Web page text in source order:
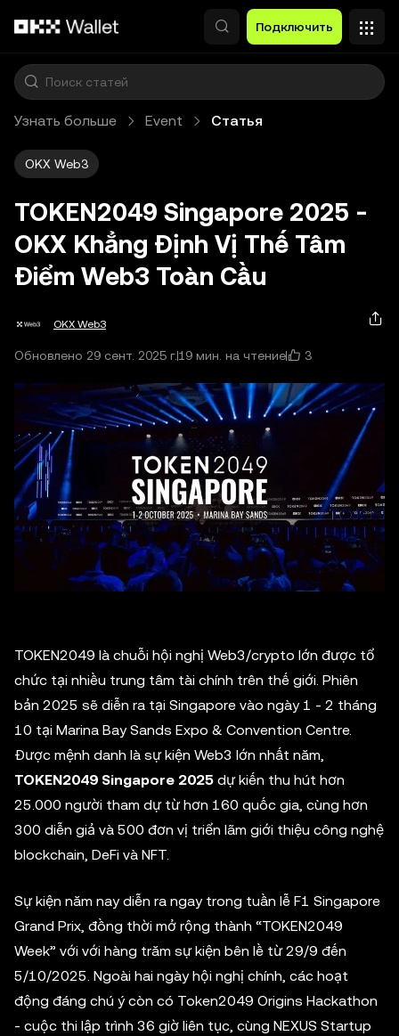
Подключить
Узнать больше Event Статья
OKX Web3
TOKEN2049 Singapore 2025 -
OKX Khẳng Định Vị Thế Tâm
Điểm Web3 Toàn Cầu
OKX Web3
Обновлено 29 сент. 2025 г. 19 мин. на чтение 3
TOKEN2049 là chuỗi hội nghị Web3/crypto lớn được tổ
chức tại nhiều trung tâm tài chính trên thế giới. Phiên
bản 2025 sẽ diễn ra tại Singapore vào ngày 1 - 2 tháng
10 tại Marina Bay Sands Expo & Convention Centre.
Được mệnh danh là sự kiện Web3 lớn nhất năm,
TOKEN2049 Singapore 2025 dự kiến thu hút hơn
25.000 người tham dự từ hơn 160 quốc gia, cùng hơn
300 diễn giả và 500 đơn vị triển lãm giới thiệu công nghệ
blockchain, DeFi và NFT.
Sự kiện năm nay diễn ra ngay trong tuần lễ F1 Singapore
Grand Prix, đồng thời mở rộng thành “TOKEN2049
Week” với với hàng trăm sự kiện bên lề từ 29/9 đến
5/10/2025. Ngoài hai ngày hội nghị chính, các hoạt
động đáng chú ý còn có Token2049 Origins Hackathon
- cuộc thi lập trình 36 giờ liên tục, cùng NEXUS Startup